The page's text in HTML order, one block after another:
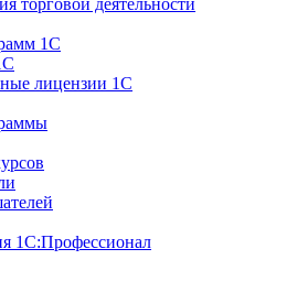
торговой деятельности
1С
лицензии 1С
1С:Профессионал